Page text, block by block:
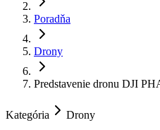
Poradňa
Drony
Predstavenie dronu DJI
Kategória Drony